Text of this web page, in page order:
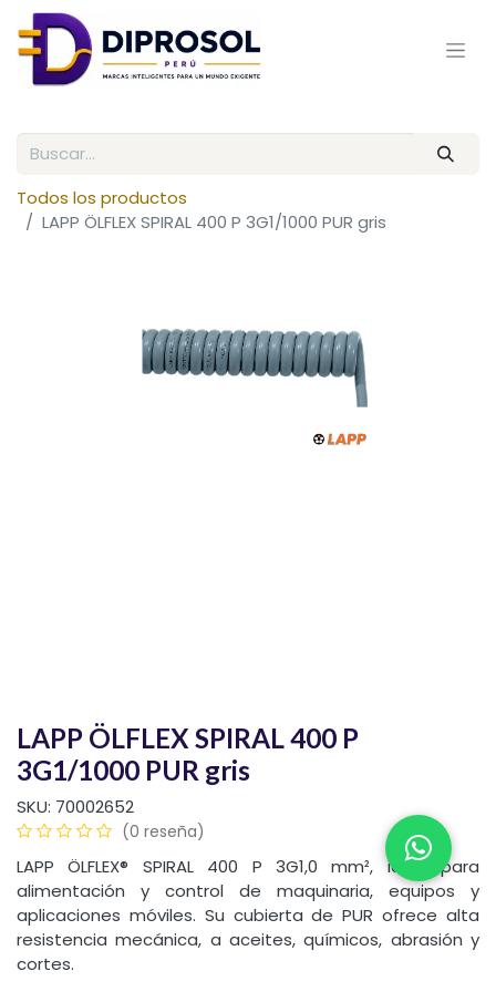
Todos los productos
LAPP ÖLFLEX SPIRAL 400 P 3G1/1000 PUR gris
LAPP ÖLFLEX SPIRAL 400 P
3G1/1000 PUR gris
SKU: 70002652
(0 reseña)
LAPP ÖLFLEX® SPIRAL 400 P 3G1,0 mm², ideal para
alimentación y control de maquinaria, equipos y
aplicaciones móviles. Su cubierta de PUR ofrece alta
resistencia mecánica, a aceites, químicos, abrasión y
cortes.